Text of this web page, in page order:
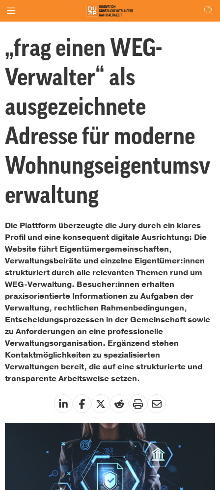
„frag einen WEG-
Verwalter“ als
ausgezeichnete
Adresse für moderne
Wohnungseigentumsv
erwaltung
Die Plattform überzeugte die Jury durch ein klares
Profil und eine konsequent digitale Ausrichtung: Die
Website führt Eigentümergemeinschaften,
Verwaltungsbeiräte und einzelne Eigentümer:innen
strukturiert durch alle relevanten Themen rund um
WEG-Verwaltung. Besucher:innen erhalten
praxisorientierte Informationen zu Aufgaben der
Verwaltung, rechtlichen Rahmenbedingungen,
Entscheidungsprozessen in der Gemeinschaft sowie
zu Anforderungen an eine professionelle
Verwaltungsorganisation. Ergänzend stehen
Kontaktmöglichkeiten zu spezialisierten
Verwaltungen bereit, die auf eine strukturierte und
transparente Arbeitsweise setzen.